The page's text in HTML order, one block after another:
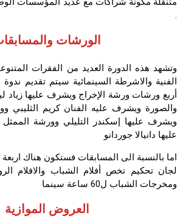
.
الورشات
وتشهد هذه الدورة العديد من الفقرات
الفنية والاشرطة السينمائية سيتم تقديم
أربع ورشات ورشة الإخراج ويشرف عليها زياد
والصورة ويشرف عليه الفنان كريم الثليبي
ويشرف عليها إسكندر التليلي وورشة الممثل
عليها دانيالا جوردانو
اما بالنسبة الى المسابقات فستكون هناك اربعة
لجان تحكيم تخص أفلام الشباب والافلام
ومخرجات الشباب ل60 ساعة سينما
العروض الموازية